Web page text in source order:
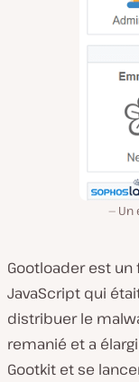
Un
Gootloader est
JavaScript qui
distribuer le
remanié et a
Gootkit et se